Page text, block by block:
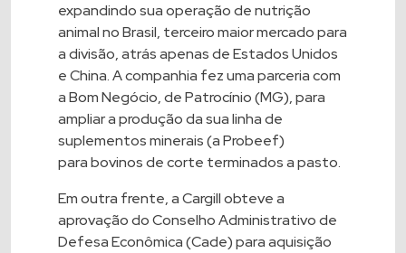
expandindo sua operação de nutrição
animal no Brasil, terceiro maior mercado para
a divisão, atrás apenas de Estados Unidos
e China. A companhia fez uma parceria com
a Bom Negócio, de Patrocínio (MG), para
ampliar a produção da sua linha de
suplementos minerais (a Probeef)
parabovinosde corte terminados a pasto.
Em outra frente, aCargillobteve a
aprovação do Conselho Administrativo de
Defesa Econômica (Cade) para aquisição